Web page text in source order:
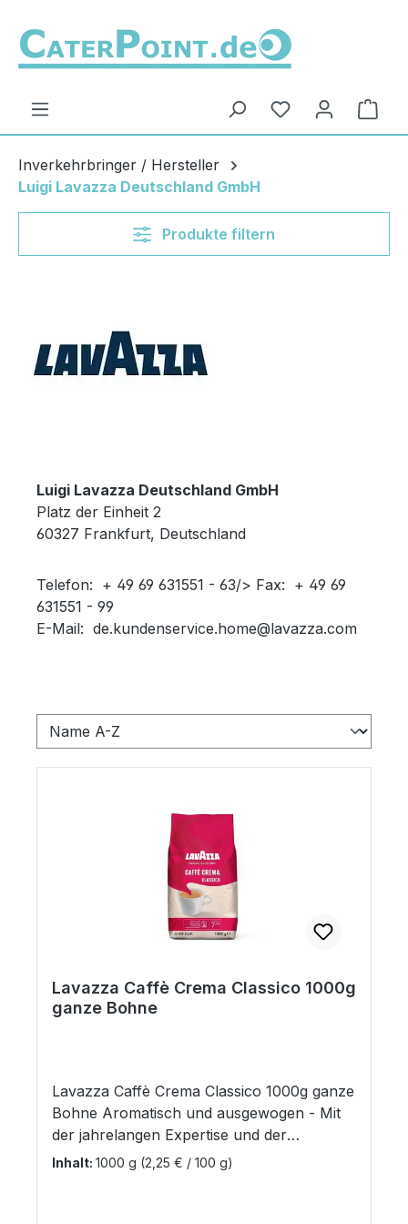
Du hast 0
Inverkehrbringer / Hersteller
Luigi Lavazza Deutschland GmbH
Produkte filtern
Luigi Lavazza Deutschland GmbH
Platz der Einheit 2
60327 Frankfurt, Deutschland
Telefon: + 49 69 631551 - 63/> Fax: + 49 69
631551 - 99
E-Mail: de.kundenservice.home@lavazza.com
Lavazza Caffè Crema Classico 1000g
ganze Bohne
Lavazza Caffè Crema Classico 1000g ganze
Bohne Aromatisch und ausgewogen - Mit
der jahrelangen Expertise und der
Leidenschaft von Lavazza werden würzige
Inhalt: 1000 g (2,25 € / 100 g)